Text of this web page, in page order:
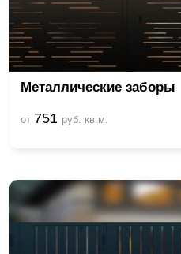
Металлические заборы
от 751 руб. кв.м.